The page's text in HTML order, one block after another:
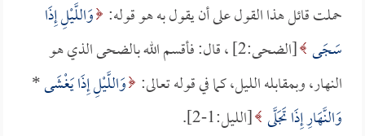
حملت قائل هذا القول على أن يقول به هو قوله: وَاللَّيْلِ إِذَا
سَجَى
[الضحى:2] ، قال: فأقسم الله بالضحى الذي هو
النهار، وبمقابله الليل، كما في قوله تعالى: وَاللَّيْلِ إِذَا يَغْشَى*
وَالنَّهَارِ إِذَا تَجَلَّى [الليل:1-2].